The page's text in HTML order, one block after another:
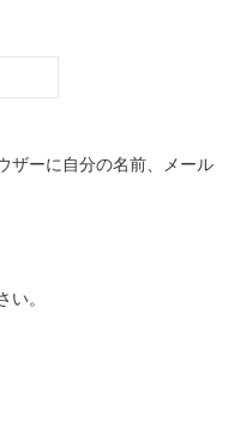
ザーに自分の名前、メール
い。